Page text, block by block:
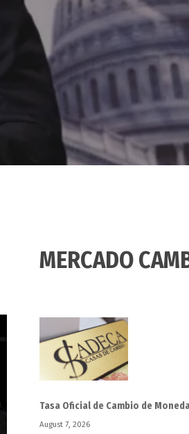
MERCADO
Tasa Oficial de Cambio de
August 7, 2026